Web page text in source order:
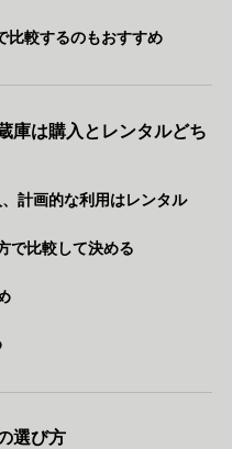
比較するのもおすすめ
庫は購入とレンタルどち
計画的な利用はレンタル
で比較して決める
選び方